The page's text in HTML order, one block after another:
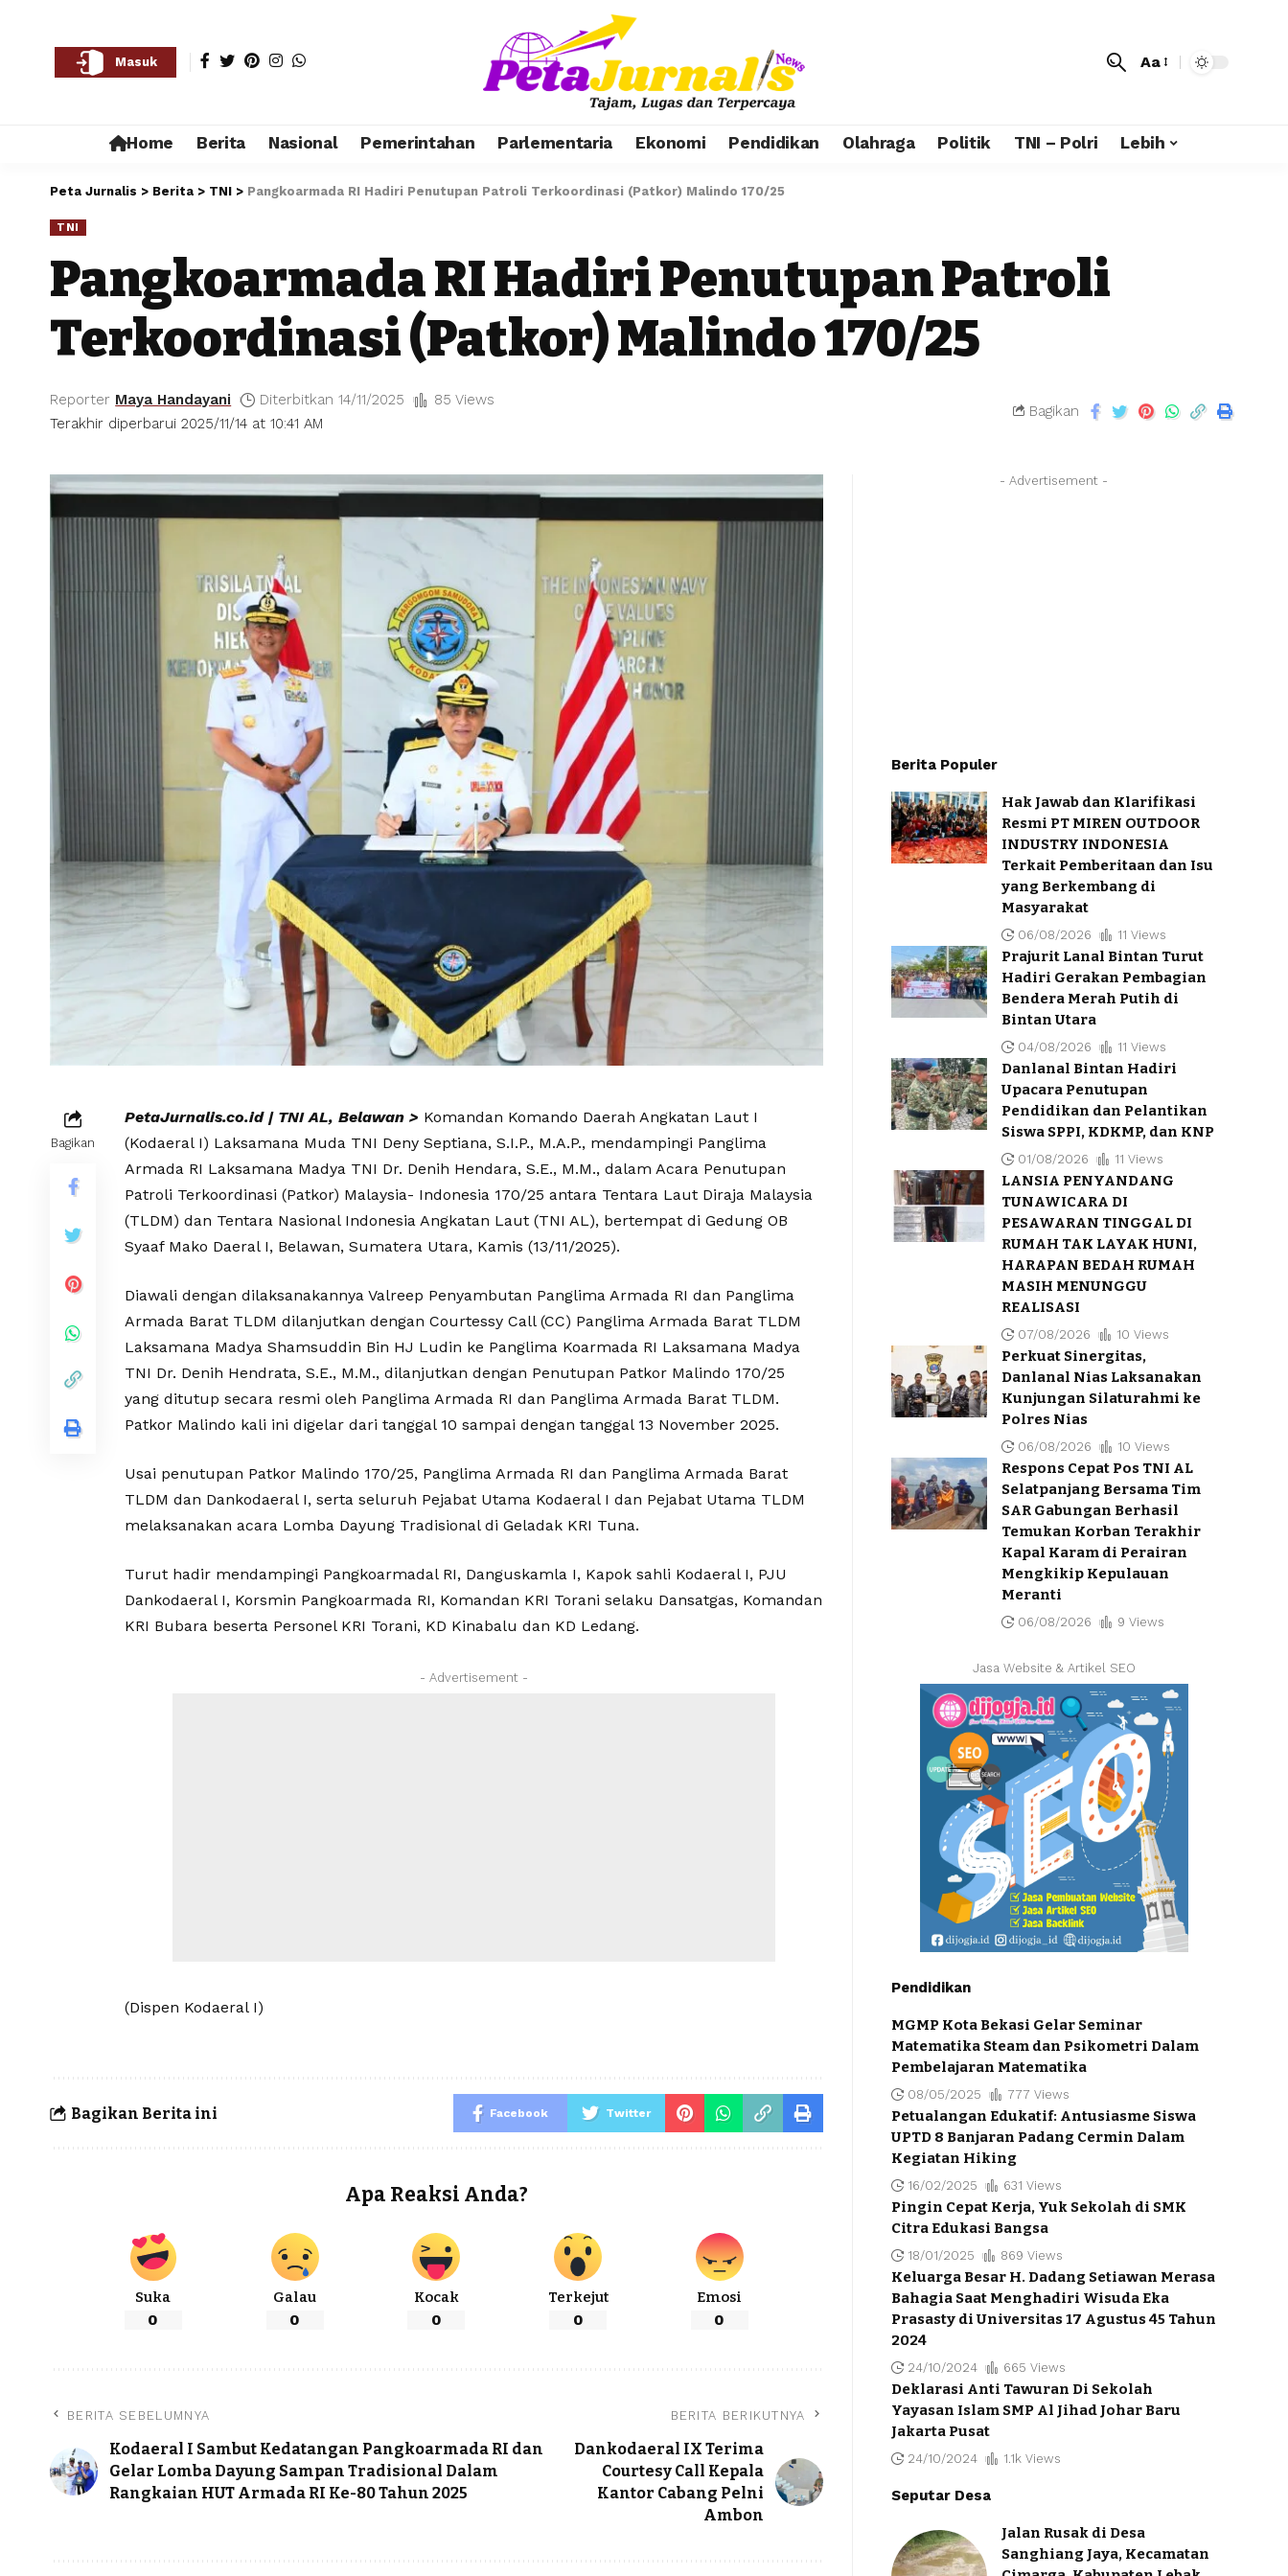
Masuk Aa
Home Berita Nasional Pemerintahan Parlementaria Ekonomi Pendidikan Olahraga Politik TNI – Polri Lebih
Peta Jurnalis > Berita > TNI > Pangkoarmada RI Hadiri Penutupan Patroli Terkoordinasi (Patkor) Malindo 170/25
TNI
Pangkoarmada RI Hadiri Penutupan Patroli
Terkoordinasi (Patkor) Malindo 170/25
Terakhir diperbarui 2025/11/14 at 10:41 AM
Reporter Maya Handayani Diterbitkan 14/11/2025 85 Views
Bagikan
Bagikan
PetaJurnalis.co.id | TNI AL, Belawan > Komandan Komando Daerah Angkatan Laut I
(Kodaeral I) Laksamana Muda TNI Deny Septiana, S.I.P., M.A.P., mendampingi Panglima
Armada RI Laksamana Madya TNI Dr. Denih Hendara, S.E., M.M., dalam Acara Penutupan
Patroli Terkoordinasi (Patkor) Malaysia- Indonesia 170/25 antara Tentara Laut Diraja Malaysia
(TLDM) dan Tentara Nasional Indonesia Angkatan Laut (TNI AL), bertempat di Gedung OB
Syaaf Mako Daeral I, Belawan, Sumatera Utara, Kamis (13/11/2025).
Diawali dengan dilaksanakannya Valreep Penyambutan Panglima Armada RI dan Panglima
Armada Barat TLDM dilanjutkan dengan Courtessy Call (CC) Panglima Armada Barat TLDM
Laksamana Madya Shamsuddin Bin HJ Ludin ke Panglima Koarmada RI Laksamana Madya
TNI Dr. Denih Hendrata, S.E., M.M., dilanjutkan dengan Penutupan Patkor Malindo 170/25
yang ditutup secara resmi oleh Panglima Armada RI dan Panglima Armada Barat TLDM.
Patkor Malindo kali ini digelar dari tanggal 10 sampai dengan tanggal 13 November 2025.
Usai penutupan Patkor Malindo 170/25, Panglima Armada RI dan Panglima Armada Barat
TLDM dan Dankodaeral I, serta seluruh Pejabat Utama Kodaeral I dan Pejabat Utama TLDM
melaksanakan acara Lomba Dayung Tradisional di Geladak KRI Tuna.
Turut hadir mendampingi Pangkoarmadal RI, Danguskamla I, Kapok sahli Kodaeral I, PJU
Dankodaeral I, Korsmin Pangkoarmada RI, Komandan KRI Torani selaku Dansatgas, Komandan
KRI Bubara beserta Personel KRI Torani, KD Kinabalu dan KD Ledang.
- Advertisement -
(Dispen Kodaeral I)
Bagikan Berita ini Facebook Twitter
Apa Reaksi Anda?
Suka
0
Galau
0
Kocak
0
Terkejut
0
Emosi
0
BERITA SEBELUMNYA
Kodaeral I Sambut Kedatangan Pangkoarmada RI dan
Gelar Lomba Dayung Sampan Tradisional Dalam
Rangkaian HUT Armada RI Ke-80 Tahun 2025
BERITA BERIKUTNYA
Dankodaeral IX Terima
Courtesy Call Kepala
Kantor Cabang Pelni
Ambon
- Advertisement -
Berita Populer
Hak Jawab dan Klarifikasi
Resmi PT MIREN OUTDOOR
INDUSTRY INDONESIA
Terkait Pemberitaan dan Isu
yang Berkembang di
Masyarakat
06/08/2026 11 Views
Prajurit Lanal Bintan Turut
Hadiri Gerakan Pembagian
Bendera Merah Putih di
Bintan Utara
04/08/2026 11 Views
Danlanal Bintan Hadiri
Upacara Penutupan
Pendidikan dan Pelantikan
Siswa SPPI, KDKMP, dan KNP
01/08/2026 11 Views
LANSIA PENYANDANG
TUNAWICARA DI
PESAWARAN TINGGAL DI
RUMAH TAK LAYAK HUNI,
HARAPAN BEDAH RUMAH
MASIH MENUNGGU
REALISASI
07/08/2026 10 Views
Perkuat Sinergitas,
Danlanal Nias Laksanakan
Kunjungan Silaturahmi ke
Polres Nias
06/08/2026 10 Views
Respons Cepat Pos TNI AL
Selatpanjang Bersama Tim
SAR Gabungan Berhasil
Temukan Korban Terakhir
Kapal Karam di Perairan
Mengkikip Kepulauan
Meranti
06/08/2026 9 Views
Jasa Website & Artikel SEO
Pendidikan
MGMP Kota Bekasi Gelar Seminar
Matematika Steam dan Psikometri Dalam
Pembelajaran Matematika
08/05/2025 777 Views
Petualangan Edukatif: Antusiasme Siswa
UPTD 8 Banjaran Padang Cermin Dalam
Kegiatan Hiking
16/02/2025 631 Views
Pingin Cepat Kerja, Yuk Sekolah di SMK
Citra Edukasi Bangsa
18/01/2025 869 Views
Keluarga Besar H. Dadang Setiawan Merasa
Bahagia Saat Menghadiri Wisuda Eka
Prasasty di Universitas 17 Agustus 45 Tahun
2024
24/10/2024 665 Views
Deklarasi Anti Tawuran Di Sekolah
Yayasan Islam SMP Al Jihad Johar Baru
Jakarta Pusat
24/10/2024 1.1k Views
Seputar Desa
Jalan Rusak di Desa
Sanghiang Jaya, Kecamatan